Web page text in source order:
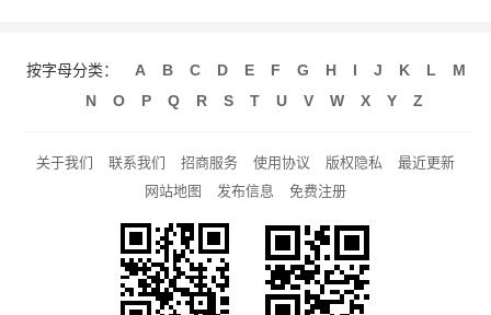
按字母分类： A B C D E F G H I J K L
M
N
O P Q R S T U V W X Y Z
关于我们 联系我们 招商服务 使用协议 版权隐私
最近更新
网站地图
发布信息 免费注册